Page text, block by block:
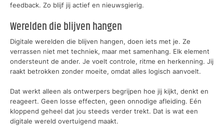
feedback. Zo blijf jij actief en nieuwsgierig.
Werelden die blijven hangen
Digitale werelden die blijven hangen, doen iets met je. Ze
verrassen niet met techniek, maar met samenhang. Elk element
ondersteunt de ander. Je voelt controle, ritme en herkenning. Jij
raakt betrokken zonder moeite, omdat alles logisch aanvoelt.
Dat werkt alleen als ontwerpers begrijpen hoe jij kijkt, denkt en
reageert. Geen losse effecten, geen onnodige afleiding. Eén
kloppend geheel dat jou steeds verder trekt. Dat is wat een
digitale wereld overtuigend maakt.